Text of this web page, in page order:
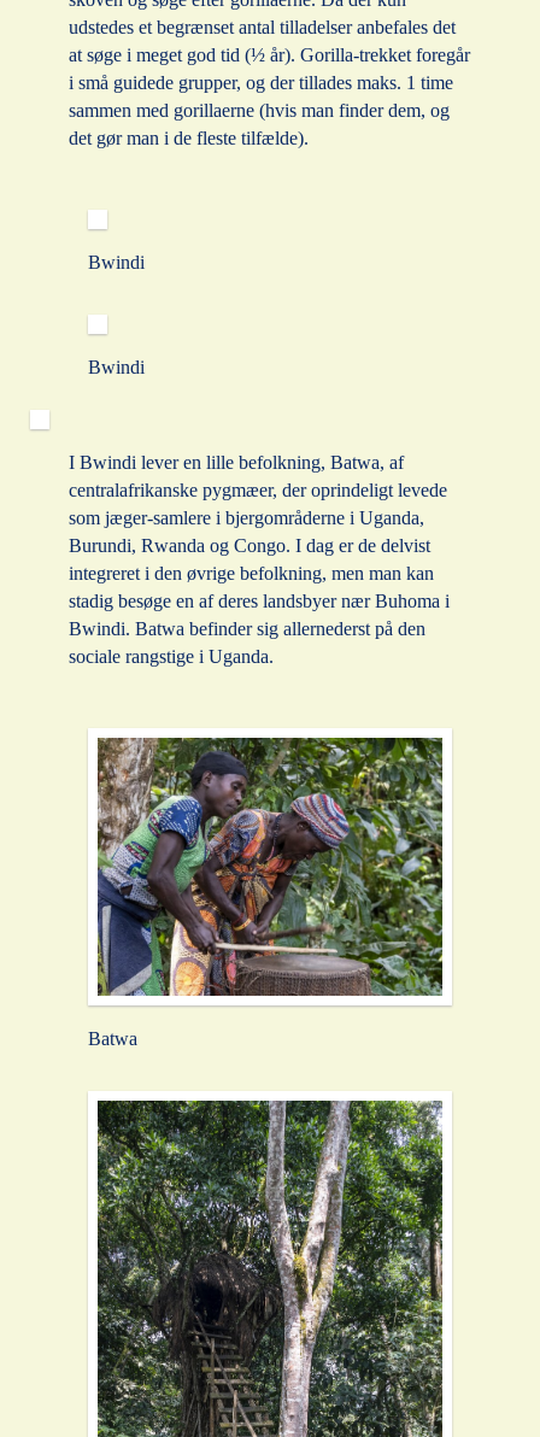
udstedes et begrænset antal tilladelser anbefales det
at søge i meget god tid (½ år). Gorilla-trekket foregår
i små guidede grupper, og der tillades maks. 1 time
sammen med gorillaerne (hvis man finder dem, og
det gør man i de fleste tilfælde).
Bwindi
Bwindi
I Bwindi lever en lille befolkning, Batwa, af
centralafrikanske pygmæer, der oprindeligt levede
som jæger-samlere i bjergområderne i Uganda,
Burundi, Rwanda og Congo. I dag er de delvist
integreret i den øvrige befolkning, men man kan
stadig besøge en af deres landsbyer nær Buhoma i
Bwindi. Batwa befinder sig allernederst på den
sociale rangstige i Uganda.
Batwa